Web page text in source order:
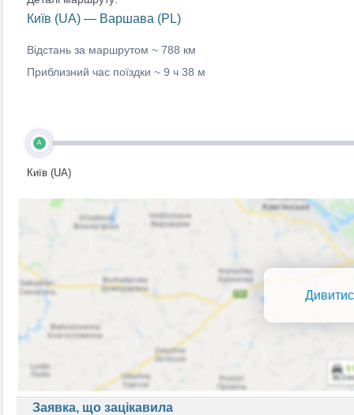
Київ (UA) — Варшава (PL)
Відстань за маршрутом ~ 788 км
Приблизний час поїздки ~ 9 ч 38 м
A
Київ (UA)
Заявка, що зацікавила